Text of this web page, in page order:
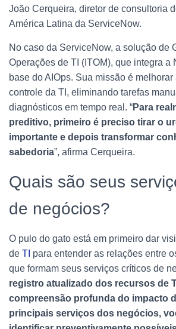
João Cerqueira, diretor de consultoria
América Latina da ServiceNow.
No caso da ServiceNow, a solução de
Operações de TI (ITOM), que integra a
base do AIOps. Sua missão é
controle da TI, eliminando tarefas
diagnósticos em tempo real. “Para
preditivo, primeiro é preciso tirar o
importante e depois transformar
sabedoria”, afirma Cerqueira.
Quais são seus
de negócios?
O pulo do gato está em primeiro dar
de TI para entender as relações entre
que formam seus serviços críticos de
registro atualizado dos recursos de
compreensão profunda do impacto
principais serviços dos negócios,